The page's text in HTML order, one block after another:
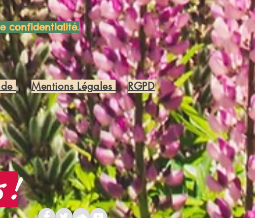
confidentialité.
Mentions Légales RGPD
!